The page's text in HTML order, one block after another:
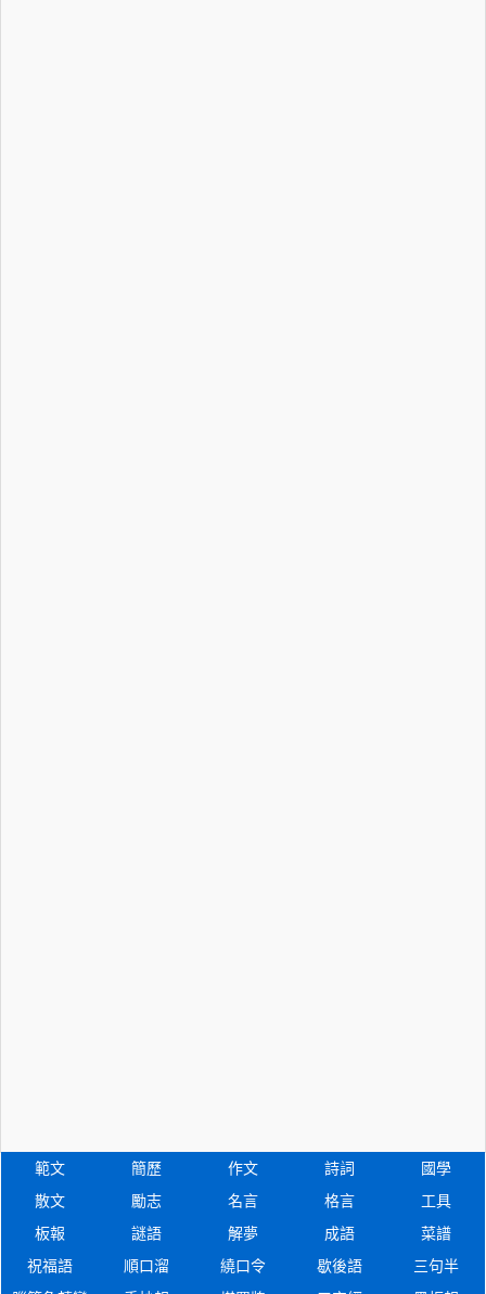
範文 簡歷 作文 詩詞
國學
散文
勵志 名言 格言
工具
板報
謎語 解夢 成語
菜譜
祝福語
順口溜 繞口令 歇後語
三句半